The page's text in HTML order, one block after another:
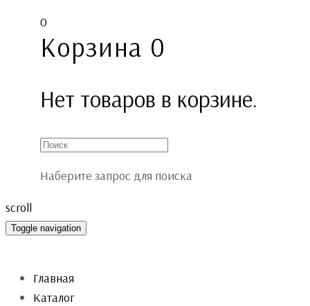
0
Корзина 0
Нет товаров в корзине.
Наберите запрос для поиска
scroll
Toggle navigation
Главная
Каталог